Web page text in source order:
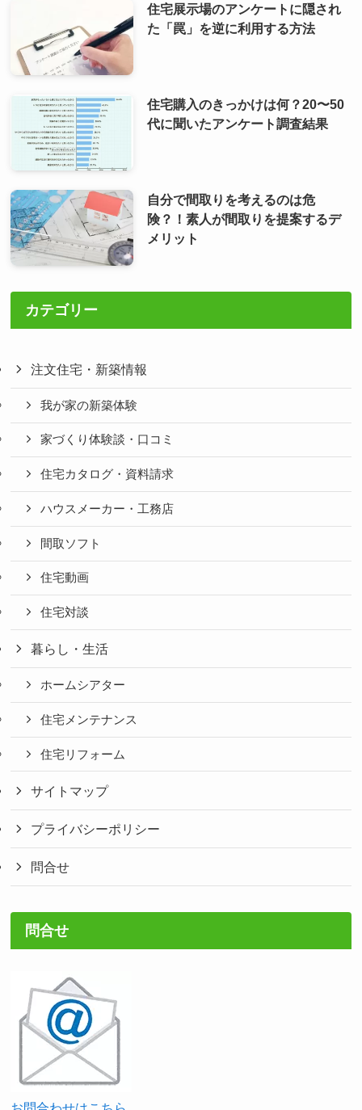
住宅展示場のアンケートに隠され
た「罠」を逆に利用する方法
住宅購入のきっかけは何？20〜50
代に聞いたアンケート調査結果
自分で間取りを考えるのは危
険？！素人が間取りを提案するデ
メリット
カテゴリー
注文住宅・新築情報
我が家の新築体験
家づくり体験談・口コミ
住宅カタログ・資料請求
ハウスメーカー・工務店
間取ソフト
住宅動画
住宅対談
暮らし・生活
ホームシアター
住宅メンテナンス
住宅リフォーム
サイトマップ
プライバシーポリシー
問合せ
問合せ